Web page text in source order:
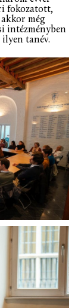
fokozatott,
még
intézményben
ilyen tanév.